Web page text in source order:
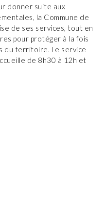
donner suite aux
la Commune de
de ses services, tout en
pour protéger à la fois
du territoire. Le service
de 8h30 à 12h et